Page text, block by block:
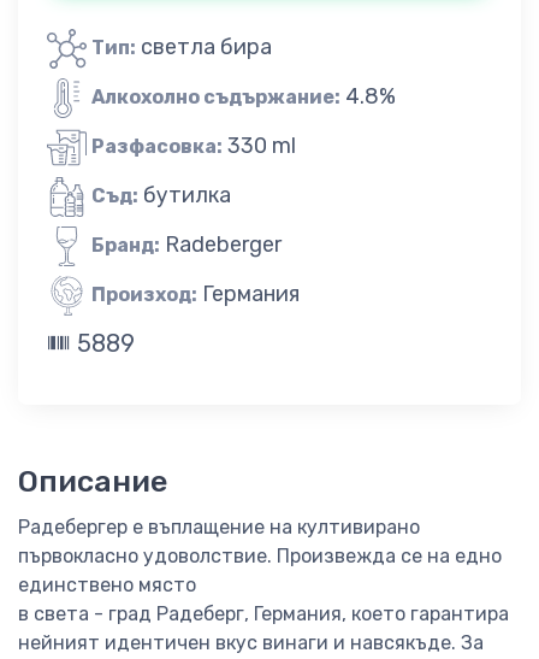
Тип: светла бира
Алкохолно съдържание: 4.8%
Разфасовка: 330 ml
Съд: бутилка
Бранд: Radeberger
Произход: Германия
5889
Описание
Радебергер е въплащение на култивирано
първокласно удоволствие. Произвежда се на едно
единствено място
в света - град Радеберг, Германия, което гарантира
нейният идентичен вкус винаги и навсякъде. За